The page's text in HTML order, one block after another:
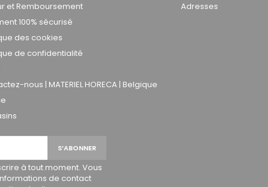
et Remboursement
100% sécurisé
des cookies
de confidentialité
nous | MATERIEL HORECA | Belgique
Adresses
à tout moment. Vous
de contact